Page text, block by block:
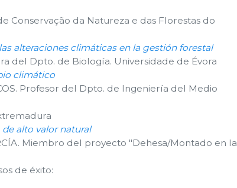
Conservação da Natureza e das Florestas do
alteraciones climáticas en la gestión forestal
del Dpto. de Biología. Universidade de Évora
climático
Profesor del Dpto. de Ingeniería del Medio
de alto valor natural
Miembro del proyecto "Dehesa/Montado en la
de éxito: